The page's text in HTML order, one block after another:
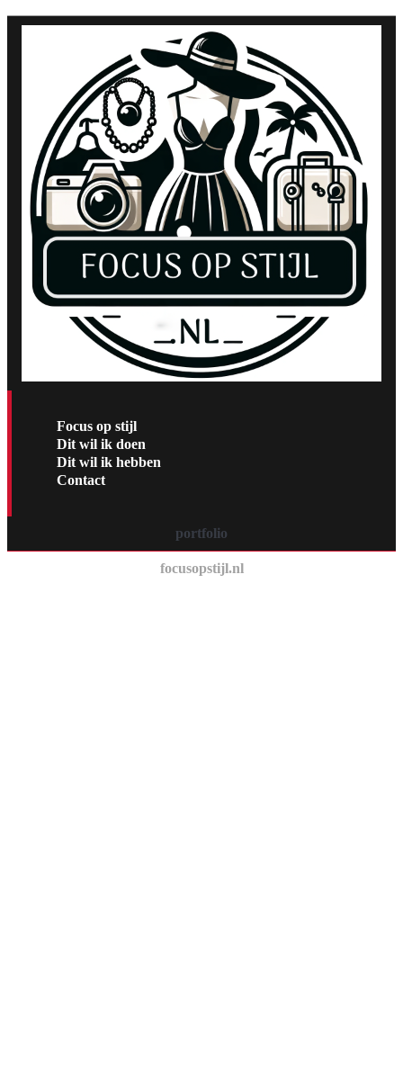
Focus op stijl
Dit wil ik doen
Dit wil ik hebben
Contact
portfolio
focusopstijl.nl